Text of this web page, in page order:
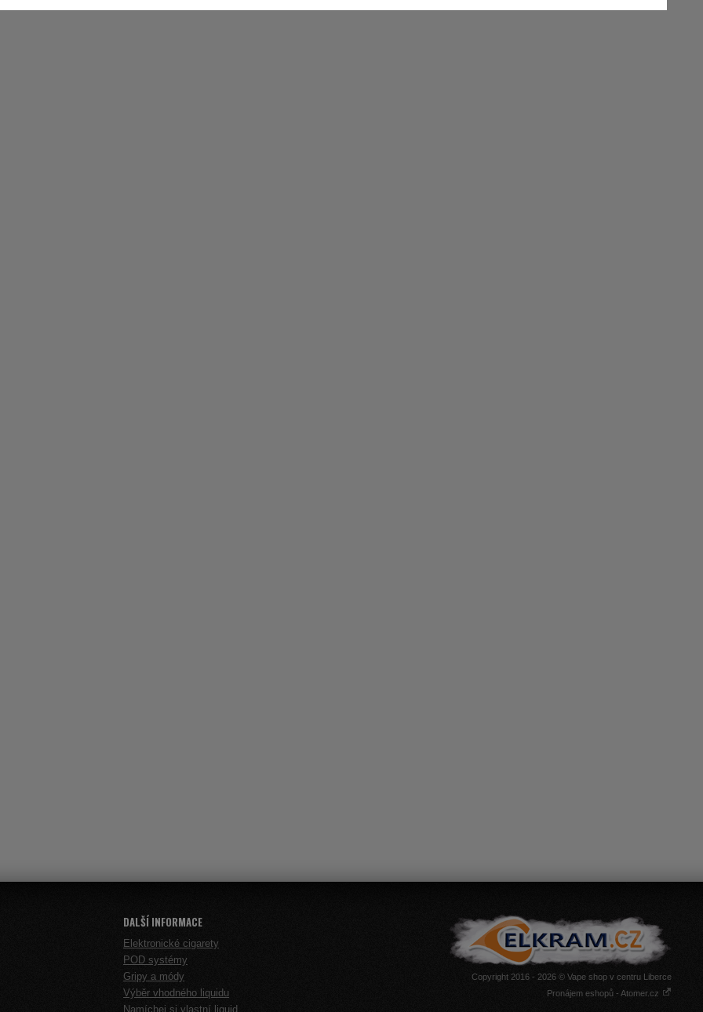
DALŠÍ INFORMACE
Elektronické cigarety
POD systémy
Gripy a módy
Výběr vhodného liquidu
Namíchej si vlastní liquid
Copyright 2016 - 2026 © Vape shop v centru Liberce
Pronájem eshopů - Atomer.cz